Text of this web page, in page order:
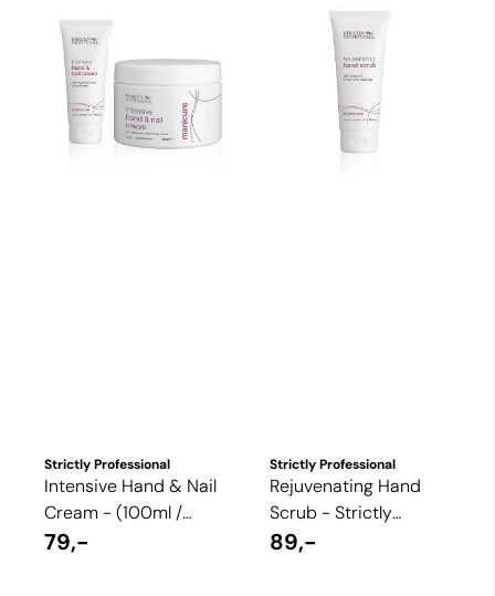
Strictly Professional
Intensive Hand & Nail
Cream - (100ml /
450ml)
79,-
Strictly Professional
Rejuvenating Hand
Scrub - Strictly
Professional (100ml)
89,-